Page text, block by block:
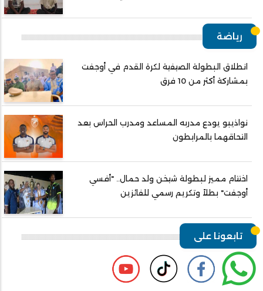
رياضة
انطلاق البطولة الصيفية لكرة القدم في أوجفت
بمشاركة أكثر من 10 فرق
نواذيبو يودع مدربه المساعد ومدرب الحراس بعد
التحاقهما بالمرابطون
اختتام مميز لبطولة شيخن ولد حمال.. "أفسي
أوجفت" بطلاً وتكريم رسمي للفائزين
تابعونا على